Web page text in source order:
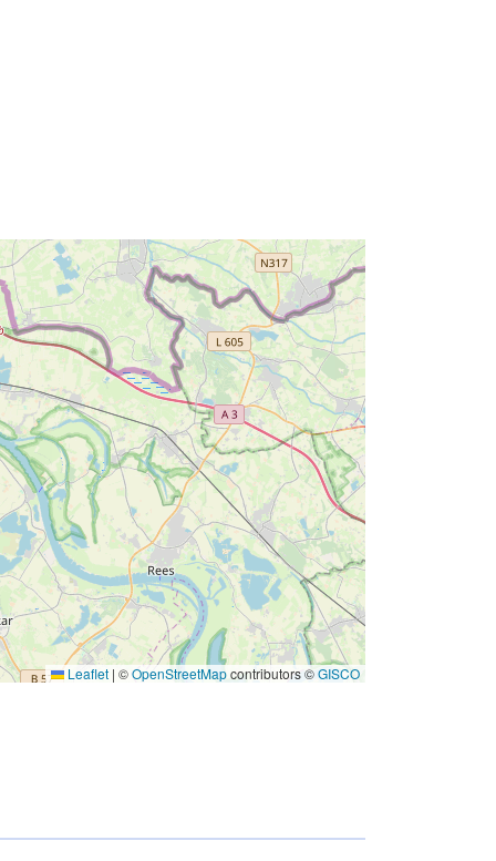
Leaflet | ©OpenStreetMapcontributors ©GISCO
codelist/ResourceType/dataset